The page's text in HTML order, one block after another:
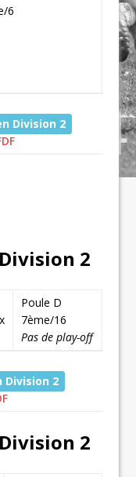
6
Division 2
2
Poule D
7ème/16
Pas de play-off
Division 2
2